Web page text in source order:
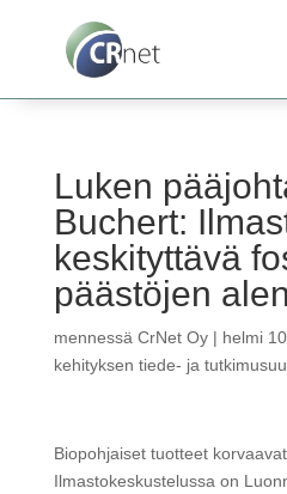
Luken
Buchert:
keskityttävä
päästöjen
mennessä CrNet Oy| helmi
kehityksen tiede- ja
Biopohjaiset tuotteet
Ilmastokeskustelussa on